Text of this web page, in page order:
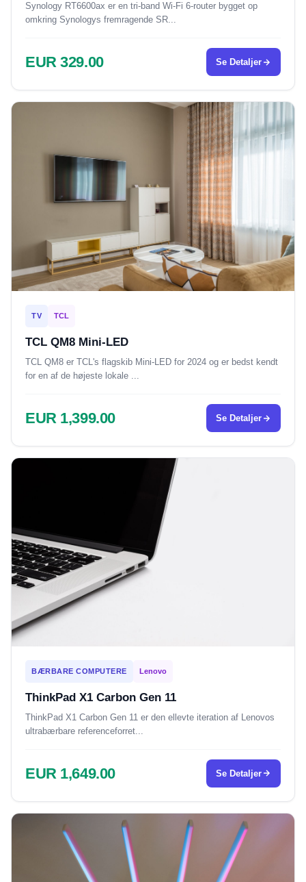
Synology RT6600ax er en tri-band Wi-Fi 6-router bygget op
omkring Synologys fremragende SR...
EUR 329.00 Se Detaljer
TV TCL
TCL QM8 Mini-LED
TCL QM8 er TCL's flagskib Mini-LED for 2024 og er bedst kendt
for en af de højeste lokale ...
EUR 1,399.00 Se Detaljer
BÆRBARE COMPUTERE Lenovo
ThinkPad X1 Carbon Gen 11
ThinkPad X1 Carbon Gen 11 er den ellevte iteration af Lenovos
ultrabærbare referenceforret...
EUR 1,649.00 Se Detaljer